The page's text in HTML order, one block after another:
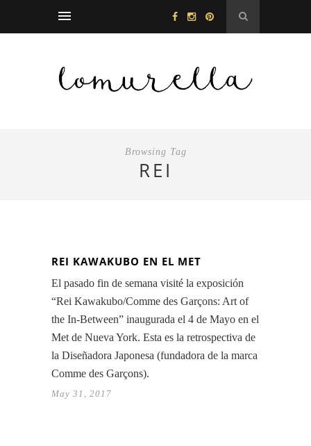
Browsing Tag
REI
REI KAWAKUBO EN EL MET
El pasado fin de semana visité la exposición
“Rei Kawakubo/Comme des Garçons: Art of
the In-Between” inaugurada el 4 de Mayo en el
Met de Nueva York. Esta es la retrospectiva de
la Diseñadora Japonesa (fundadora de la marca
Comme des Garçons).
May 31, 2017